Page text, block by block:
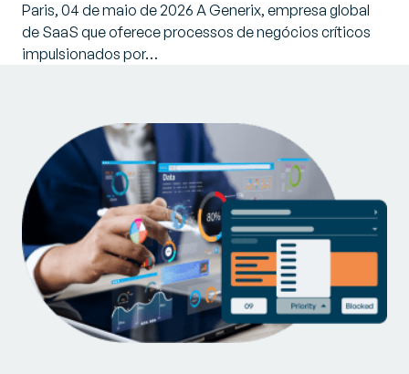
Paris, 04 de maio de 2026 A Generix, empresa global
de SaaS que oferece processos de negócios críticos
impulsionados por…